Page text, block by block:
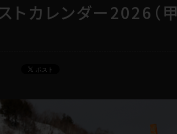
トカレンダー2026（甲